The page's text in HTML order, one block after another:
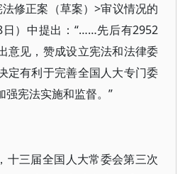
修正案（草案）>审议情况的
）中提出：“……先后有2952
意见，赞成设立宪法和法律委
定有利于完善全国人大专门委
强宪法实施和监督。”
十三届全国人大常委会第三次